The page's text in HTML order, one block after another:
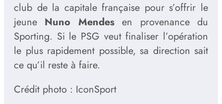
club de la capitale française pour s’offrir le
jeune Nuno Mendesen provenance du
Sporting. Si le PSG veut finaliser l’opération
le plus rapidement possible, sa direction sait
ce qu’il reste à faire.
Crédit photo : IconSport